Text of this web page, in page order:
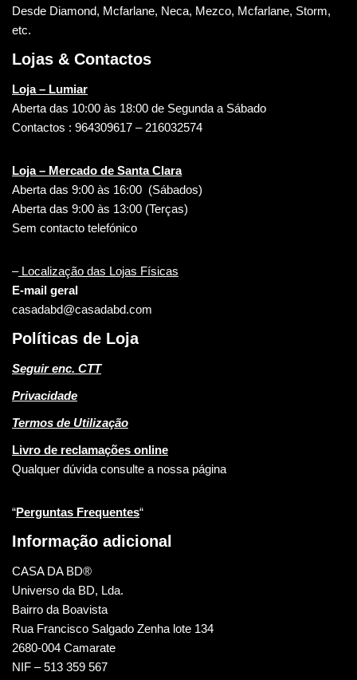
Desde Diamond, Mcfarlane, Neca, Mezco, Mcfarlane, Storm,
etc.
Lojas & Contactos
Loja – Lumiar
Aberta das 10:00 às 18:00 de Segunda a Sábado
Contactos : 964309617 – 216032574
Loja – Mercado de Santa Clara
Aberta das 9:00 às 16:00 (Sábados)
Aberta das 9:00 às 13:00 (Terças)
Sem contacto telefónico
–Localização das Lojas Físicas
E-mail geral
casadabd@casadabd.com
Políticas de Loja
Seguir enc. CTT
Privacidade
Termos de Utilização
Livro de reclamações online
Qualquer dúvida consulte a nossa página
“Perguntas Frequentes“
Informação adicional
CASA DA BD®
Universo da BD, Lda.
Bairro da Boavista
Rua Francisco Salgado Zenha lote 134
2680-004 Camarate
NIF – 513 359 567